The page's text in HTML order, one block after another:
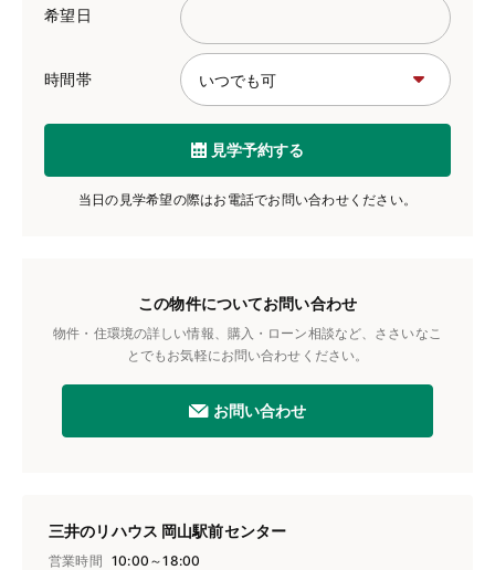
希望日
時間帯
見学予約する
当日の見学希望の際はお電話でお問い合わせください。
この物件についてお問い合わせ
物件・住環境の詳しい情報、購入・ローン相談など、ささいなこ
とでもお気軽にお問い合わせください。
お問い合わせ
三井のリハウス 岡山駅前センター
営業時間 10:00～18:00